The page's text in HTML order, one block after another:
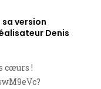
sa version
Denis
cœurs !